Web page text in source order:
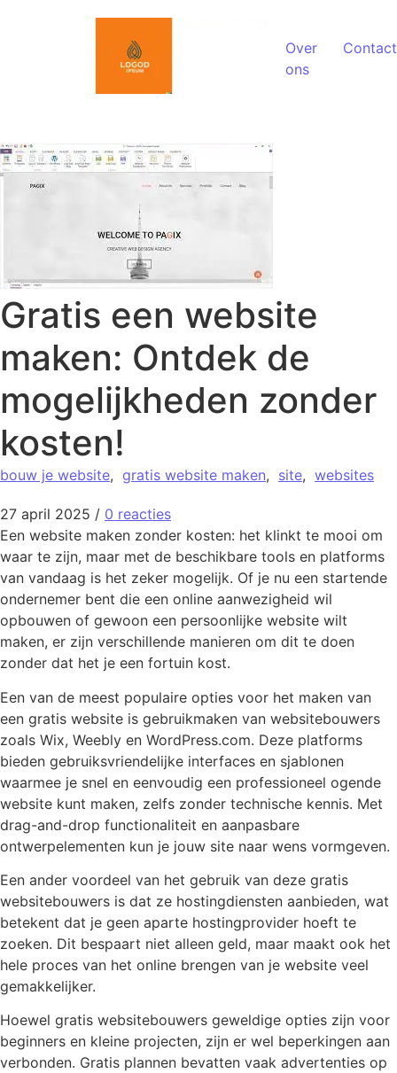
Over
ons
Contact
Gratis een website
maken: Ontdek de
mogelijkheden zonder
kosten!
bouw je website, gratis website maken, site, websites
27 april 2025 / 0 reacties
Een website maken zonder kosten: het klinkt te mooi om
waar te zijn, maar met de beschikbare tools en platforms
van vandaag is het zeker mogelijk. Of je nu een startende
ondernemer bent die een online aanwezigheid wil
opbouwen of gewoon een persoonlijke website wilt
maken, er zijn verschillende manieren om dit te doen
zonder dat het je een fortuin kost.
Een van de meest populaire opties voor het maken van
een gratis website is gebruikmaken van websitebouwers
zoals Wix, Weebly en WordPress.com. Deze platforms
bieden gebruiksvriendelijke interfaces en sjablonen
waarmee je snel en eenvoudig een professioneel ogende
website kunt maken, zelfs zonder technische kennis. Met
drag-and-drop functionaliteit en aanpasbare
ontwerpelementen kun je jouw site naar wens vormgeven.
Een ander voordeel van het gebruik van deze gratis
websitebouwers is dat ze hostingdiensten aanbieden, wat
betekent dat je geen aparte hostingprovider hoeft te
zoeken. Dit bespaart niet alleen geld, maar maakt ook het
hele proces van het online brengen van je website veel
gemakkelijker.
Hoewel gratis websitebouwers geweldige opties zijn voor
beginners en kleine projecten, zijn er wel beperkingen aan
verbonden. Gratis plannen bevatten vaak advertenties op